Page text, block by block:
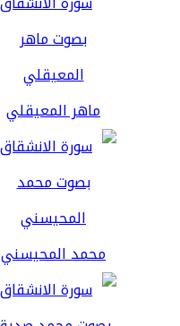
ماهر المعيقلي
محمد المحيسني